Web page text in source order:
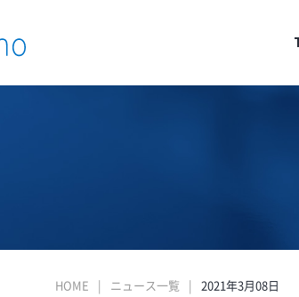
HOME ニュース一覧 2021年3月08日